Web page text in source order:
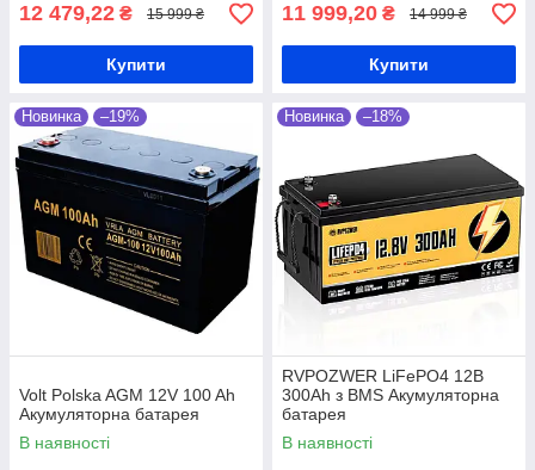
12 479,22 ₴ 15 999 ₴
Купити
11 999,20 ₴ 14 999 ₴
Купити
Новинка –19%
Volt Polska AGM 12V 100 Ah
Акумуляторна батарея
В наявності
Новинка –18%
RVPOZWER LiFePO4 12В
300Ah з BMS Акумуляторна
батарея
В наявності